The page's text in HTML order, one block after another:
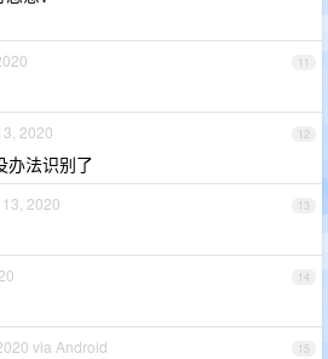
11
12
2020
办法识别了
13
2020
14
15
via Android